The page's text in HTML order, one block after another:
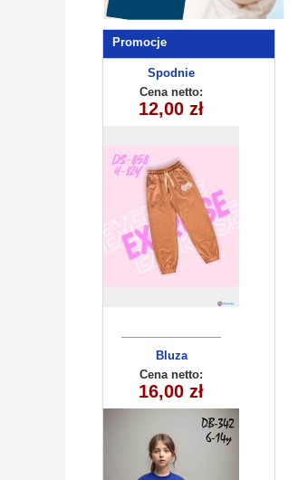
Promocje
Spodnie
dziecięce
DS-858 (4-12)
10szt
Cena netto:
12,00 zł
Bluza
dziecięca
290525-DB340
(6-14) 10szt
Cena netto:
16,00 zł